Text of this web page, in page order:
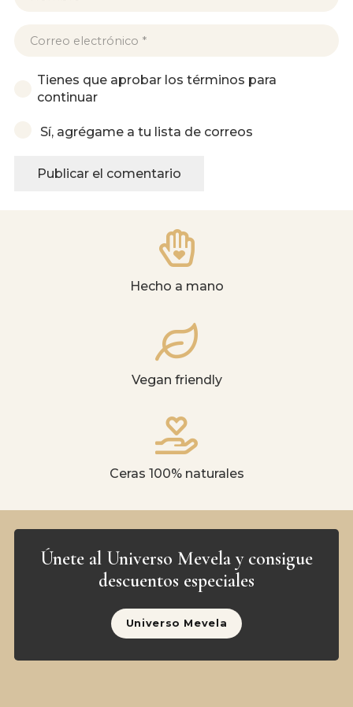
Tienes que aprobar los términos para
continuar
Sí, agrégame a tu lista de correos
Publicar el comentario
Hecho a mano
Vegan friendly
Ceras 100% naturales
Únete al Universo Mevela y consigue
descuentos especiales
Universo Mevela